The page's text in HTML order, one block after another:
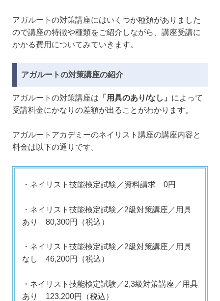
アガルートの対策講座にはいくつか種類がありました
ので講座の特徴や種類をご紹介しながら、講座受講に
かかる費用についてみていきます。
アガルートの対策講座の紹介
アガルートの対策講座は 「用具のあり/なし」 によって
受講料金にかなりの差額が出ることがわかります。
アガルートアカデミーのネイリスト講座の講座内容と
料金は以下の通りです。
・ネイリスト技能検定試験／資料請求 0円
・ネイリスト技能検定試験／2級対策講座／用具
あり 80,300円（税込）
・ネイリスト技能検定試験／2級対策講座／用具
なし 46,200円（税込）
・ネイリスト技能検定試験／2,3級対策講座／用具
あり 123,200円（税込）